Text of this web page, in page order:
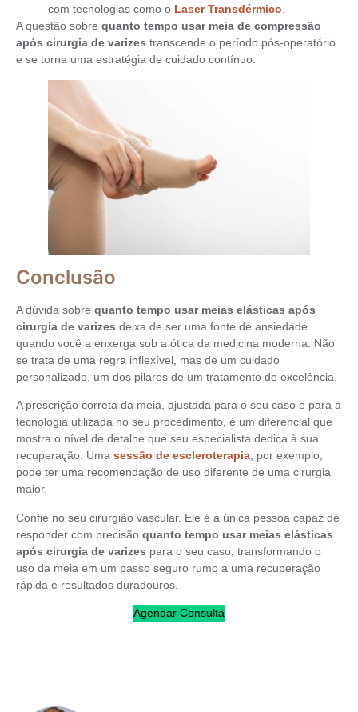
com tecnologias como o Laser Transdérmico.
A questão sobre quanto tempo usar meia de compressão
após cirurgia de varizes transcende o período pós-operatório
e se torna uma estratégia de cuidado contínuo.
Conclusão
A dúvida sobre quanto tempo usar meias elásticas após
cirurgia de varizes deixa de ser uma fonte de ansiedade
quando você a enxerga sob a ótica da medicina moderna. Não
se trata de uma regra inflexível, mas de um cuidado
personalizado, um dos pilares de um tratamento de excelência.
A prescrição correta da meia, ajustada para o seu caso e para a
tecnologia utilizada no seu procedimento, é um diferencial que
mostra o nível de detalhe que seu especialista dedica à sua
recuperação. Uma sessão de escleroterapia, por exemplo,
pode ter uma recomendação de uso diferente de uma cirurgia
maior.
Confie no seu cirurgião vascular. Ele é a única pessoa capaz de
responder com precisão quanto tempo usar meias elásticas
após cirurgia de varizes para o seu caso, transformando o
uso da meia em um passo seguro rumo a uma recuperação
rápida e resultados duradouros.
Agendar Consulta